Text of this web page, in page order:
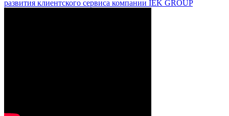
развития клиентского сервиса компании IEK GROUP